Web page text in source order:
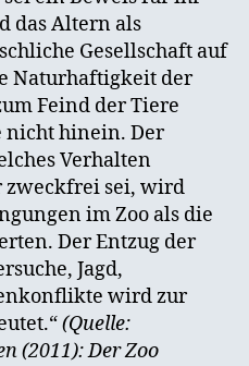
das Altern als
Gesellschaft auf
Naturhaftigkeit der
Feind der Tiere
nicht hinein. Der
Verhalten
sei, wird
im Zoo als die
Der Entzug der
Jagd,
wird zur
(Quelle:
(2011): Der Zoo